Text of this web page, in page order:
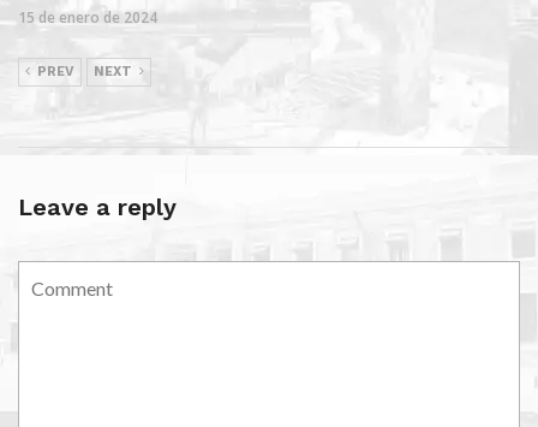
15 de enero de 2024
PREV NEXT
Leave a reply